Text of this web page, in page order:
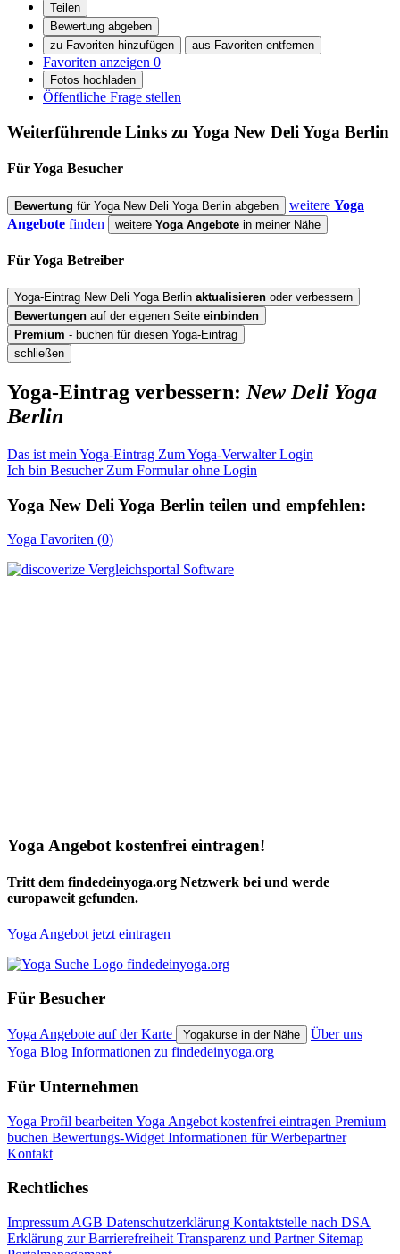
Teilen
Bewertung abgeben
zu Favoriten hinzufügen
aus Favoriten entfernen
Favoriten anzeigen 0
Fotos hochladen
Öffentliche Frage stellen
Weiterführende Links zu Yoga New Deli Yoga Berlin
Für Yoga Besucher
Bewertung für Yoga New Deli Yoga Berlin abgeben weitere Yoga
Angebote finden weitere Yoga Angebote in meiner Nähe
Für Yoga Betreiber
Yoga-Eintrag New Deli Yoga Berlin aktualisieren oder verbessern
Bewertungen auf der eigenen Seite einbinden
Premium - buchen für diesen Yoga-Eintrag
schließen
Yoga-Eintrag verbessern: New Deli Yoga
Berlin
Das ist mein Yoga-Eintrag Zum Yoga-Verwalter Login
Ich bin Besucher Zum Formular ohne Login
Yoga New Deli Yoga Berlin teilen und empfehlen:
Yoga Favoriten (0)
Yoga Angebot kostenfrei eintragen!
Tritt dem findedeinyoga.org Netzwerk bei und werde
europaweit gefunden.
Yoga Angebot jetzt eintragen
Für Besucher
Yoga Angebote auf der Karte Yogakurse in der Nähe
Über uns
Yoga Blog Informationen zu findedeinyoga.org
Für Unternehmen
Yoga Profil bearbeiten Yoga Angebot kostenfrei eintragen Premium
buchen Bewertungs-Widget Informationen für Werbepartner
Kontakt
Rechtliches
Impressum AGB Datenschutzerklärung Kontaktstelle nach DSA
Erklärung zur Barrierefreiheit Transparenz und Partner Sitemap